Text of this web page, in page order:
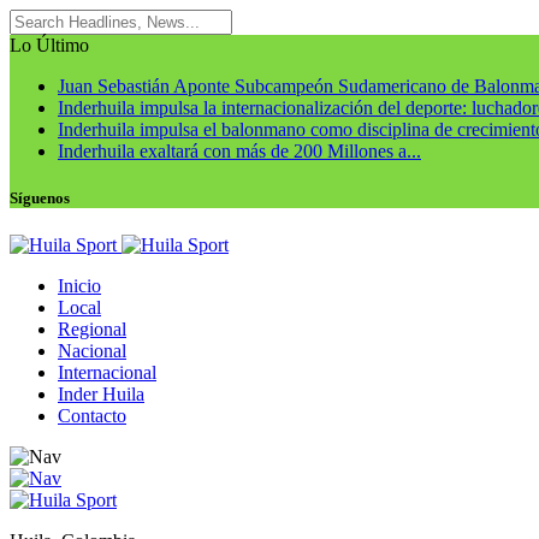
Lo Último
Juan Sebastián Aponte Subcampeón Sudamericano de
Inderhuila impulsa la internacionalización del deporte:
Inderhuila impulsa el balonmano como disciplina de
Inderhuila exaltará con más de 200 Millones a...
Síguenos
Inicio
Local
Regional
Nacional
Internacional
Inder Huila
Contacto